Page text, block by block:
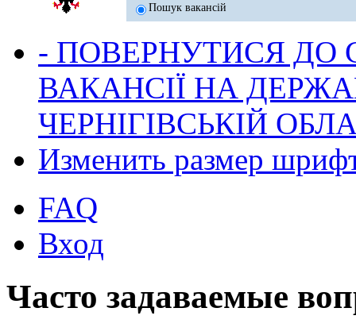
Пошук вакансій
- ПОВЕРНУТИСЯ ДО
ВАКАНСІЇ НА
ЧЕРНІГІВСЬКІЙ
Изменить размер
FAQ
Вход
Часто задаваемые